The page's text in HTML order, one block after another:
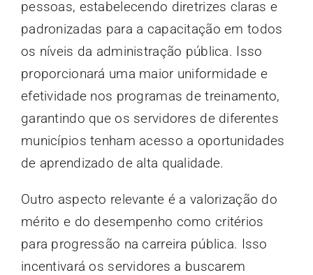
pessoas, estabelecendo diretrizes claras e
padronizadas para a capacitação em todos
os níveis da administração pública. Isso
proporcionará uma maior uniformidade e
efetividade nos programas de treinamento,
garantindo que os servidores de diferentes
municípios tenham acesso a oportunidades
de aprendizado de alta qualidade.
Outro aspecto relevante é a valorização do
mérito e do desempenho como critérios
para progressão na carreira pública. Isso
incentivará os servidores a buscarem